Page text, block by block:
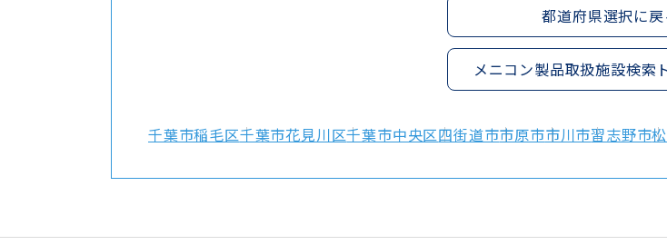
都道府県選択に戻
メニコン製品取扱施設検索
千葉市稲毛区千葉市花見川区千葉市中央区四街道市市原市市川市習志野市